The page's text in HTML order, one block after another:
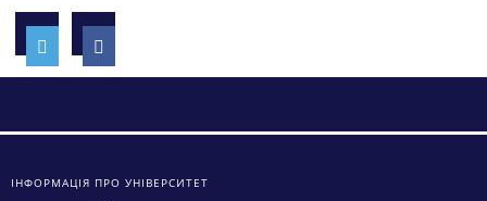
ІНФОРМАЦІЯ ПРО УНІВЕРСИТЕТ